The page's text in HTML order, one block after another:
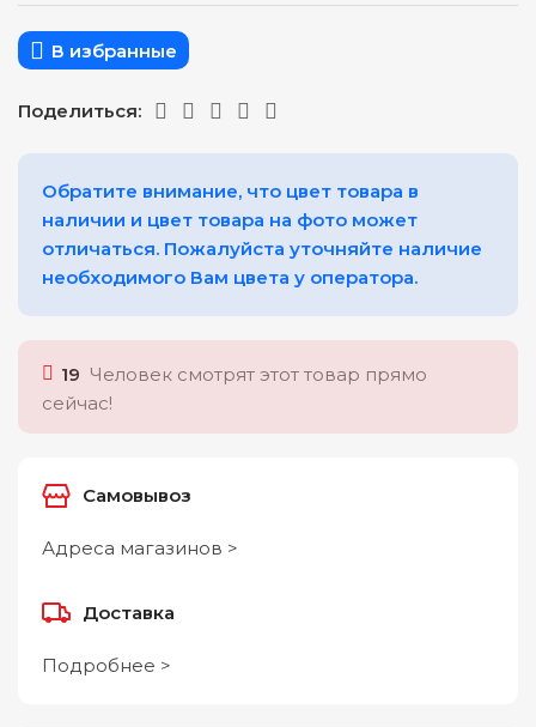
В избранные
Поделиться:
Обратите внимание, что цвет товара в
наличии и цвет товара на фото может
отличаться. Пожалуйста уточняйте наличие
необходимого Вам цвета у оператора.
19 Человек смотрят этот товар прямо
сейчас!
Самовывоз
Адреса магазинов >
Доставка
Подробнее >